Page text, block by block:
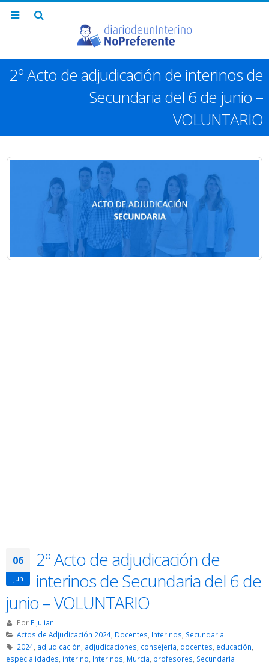
2º Acto de adjudicación de interinos de
Secundaria del 6 de junio –
VOLUNTARIO
06
Jun
2º Acto de adjudicación de
interinos de Secundaria del 6 de
junio – VOLUNTARIO
Por ElJulian
Actos de Adjudicación 2024, Docentes Interinos Secundaria
2024, adjudicación, adjudicaciones, consejería, docentes, educación,
especialidades, interino, Interinos, Murcia, profesores, Secundaria